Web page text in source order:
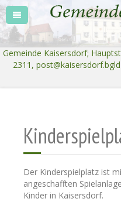
Gemeinde Kaisersdorf;
2311,
Der Kinderspielplatz ist
angeschafften
Kinder in Kaisersdorf.